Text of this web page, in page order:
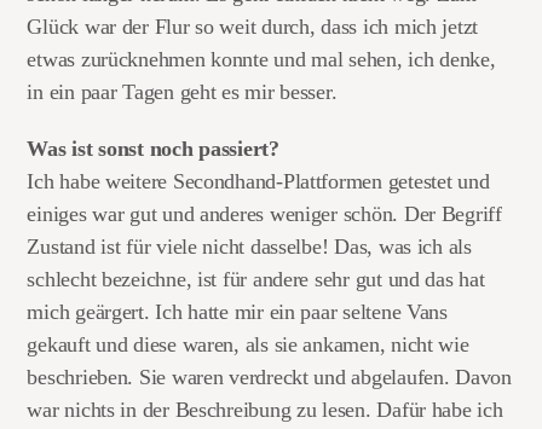
Glück war der Flur so weit durch, dass ich mich jetzt
etwas zurücknehmen konnte und mal sehen, ich denke,
in ein paar Tagen geht es mir besser.
Was ist sonst noch passiert?
Ich habe weitere Secondhand-Plattformen getestet und
einiges war gut und anderes weniger schön. Der Begriff
Zustand ist für viele nicht dasselbe! Das, was ich als
schlecht bezeichne, ist für andere sehr gut und das hat
mich geärgert. Ich hatte mir ein paar seltene Vans
gekauft und diese waren, als sie ankamen, nicht wie
beschrieben. Sie waren verdreckt und abgelaufen. Davon
war nichts in der Beschreibung zu lesen. Dafür habe ich